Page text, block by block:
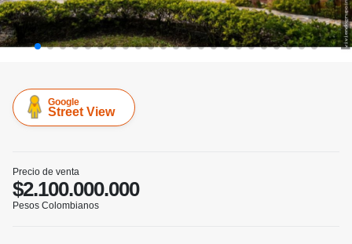
Google
Street View
Precio de venta
$2.100.000.000
Pesos Colombianos